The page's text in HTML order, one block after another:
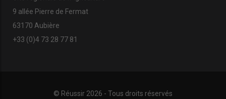
9 allée Pierre de Fermat
63170 Aubière
+33 (0)4 73 28 77 81
© Réussir 2026 - Tous droits réservés